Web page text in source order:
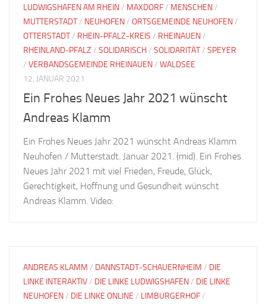
LUDWIGSHAFEN AM RHEIN/ MAXDORF/ MENSCHEN/
MUTTERSTADT/ NEUHOFEN/ ORTSGEMEINDE NEUHOFEN/
OTTERSTADT/ RHEIN-PFALZ-KREIS / RHEINAUEN/
RHEINLAND-PFALZ / SOLIDARISCH/ SOLIDARITÄT/ SPEYER
/ VERBANDSGEMEINDE RHEINAUEN/ WALDSEE
12. JANUAR 2021
Ein Frohes Neues Jahr 2021 wünscht
Andreas Klamm
Ein Frohes Neues Jahr 2021 wünscht Andreas Klamm
Neuhofen / Mutterstadt. Januar 2021. (mid). Ein Frohes
Neues Jahr 2021 mit viel Frieden, Freude, Glück,
Gerechtigkeit, Hoffnung und Gesundheit wünscht
Andreas Klamm. Video:
ANDREAS KLAMM / DANNSTADT-SCHAUERNHEIM / DIE
LINKE INTERAKTIV/ DIE LINKE LUDWIGSHAFEN/ DIE LINKE
NEUHOFEN/ DIE LINKE ONLINE / LIMBURGERHOF/